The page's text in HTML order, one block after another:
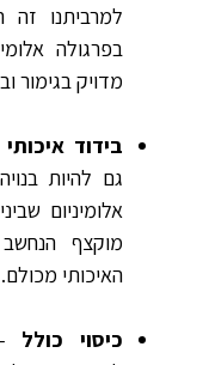
למרביתנו זה
בפרגולה
מדויק בגימור
בידוד איכותי
גם להיות
אלומיניום
מוקצף
האיכותי מכולם.
כיסוי כולל